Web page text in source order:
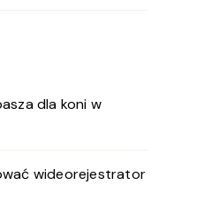
dla koni w
wideorejestrator